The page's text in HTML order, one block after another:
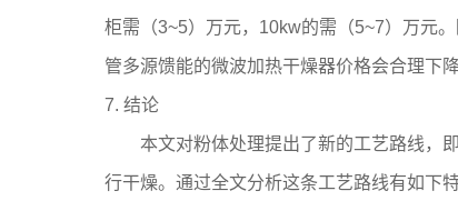
柜需（3~5）万元，10kw的需（5~7）万元
管多源馈能的微波加热干燥器价格会合理下降
7. 结论
本文对粉体处理提出了新的工艺路线，
行干燥。通过全文分析这条工艺路线有如下特